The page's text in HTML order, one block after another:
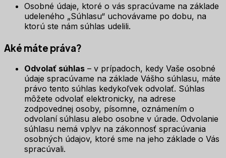
Osobné údaje, ktoré o vás spracúvame na základe
udeleného „Súhlasu“ uchovávame po dobu, na
ktorú ste nám súhlas udelili.
Aké máte práva?
Odvolať súhlas – v prípadoch, kedy Vaše osobné
údaje spracúvame na základe Vášho súhlasu, máte
právo tento súhlas kedykoľvek odvolať. Súhlas
môžete odvolať elektronicky, na adrese
zodpovednej osoby, písomne, oznámením o
odvolaní súhlasu alebo osobne v úrade. Odvolanie
súhlasu nemá vplyv na zákonnosť spracúvania
osobných údajov, ktoré sme na jeho základe o Vás
spracúvali.